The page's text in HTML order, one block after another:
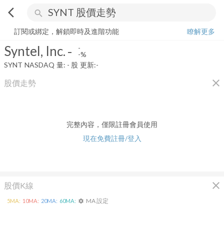
arrow_back_ios search
Syntel, Inc. -%
訂閱或綁定，解鎖即時及進階功能
瞭解更多
Syntel, Inc.- -
-%
SYNT NASDAQ 量: - 股 更新:-
股價走勢 close
完整內容，僅限註冊會員使用
現在免費註冊/登入
股價K線 close
5MA: 10MA: 20MA: 60MA: settings MA 設定